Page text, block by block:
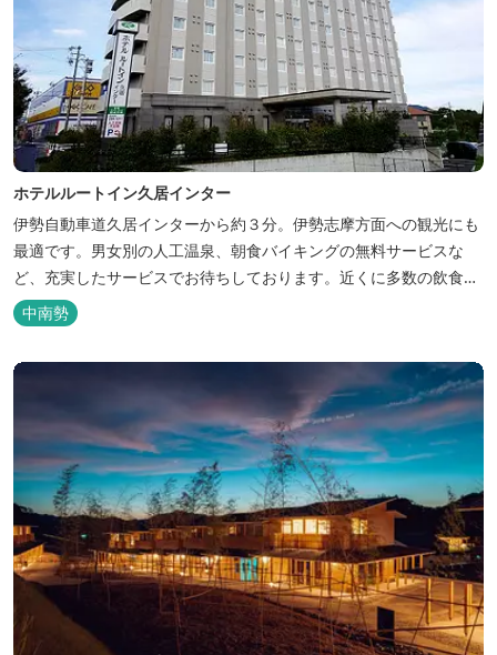
ホテルルートイン久居インター
伊勢自動車道久居インターから約３分。伊勢志摩方面への観光にも
最適です。男女別の人工温泉、朝食バイキングの無料サービスな
ど、充実したサービスでお待ちしております。近くに多数の飲食店
や物販店もあります。
中南勢